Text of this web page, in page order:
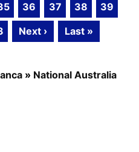
36 37 38
39
Next › Last »
» National Australia